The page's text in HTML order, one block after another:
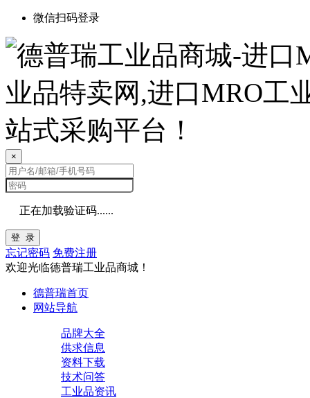
微信扫码登录
×
正在加载验证码......
登 录
忘记密码 免费注册
欢迎光临德普瑞工业品商城！
德普瑞首页
网站导航
品牌大全
供求信息
资料下载
技术问答
工业品资讯